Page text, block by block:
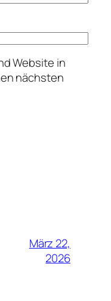
Website in
nächsten
März 22,
2026